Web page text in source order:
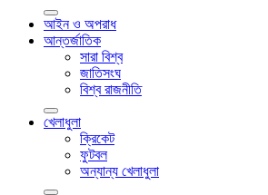
আইন ও অপরাধ
আন্তর্জাতিক
সারা বিশ্ব
জাতিসংঘ
বিশ্ব রাজনীতি
খেলাধুলা
ক্রিকেট
ফুটবল
অন্যান্য খেলাধুলা